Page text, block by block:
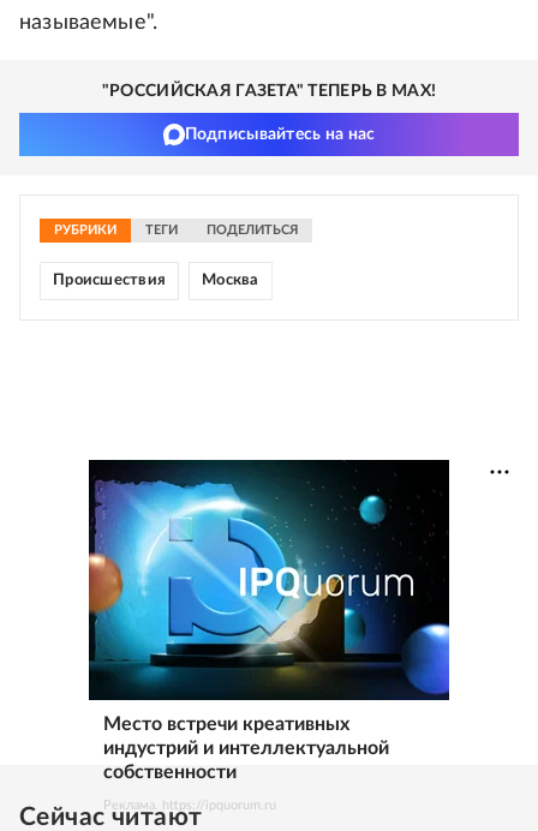
называемые".
"РОССИЙСКАЯ ГАЗЕТА" ТЕПЕРЬ В MAX!
Подписывайтесь на нас
РУБРИКИ ТЕГИ ПОДЕЛИТЬСЯ
Происшествия Москва
Место встречи креативных
индустрий и интеллектуальной
собственности
Реклама. https://ipquorum.ru
Сейчас читают